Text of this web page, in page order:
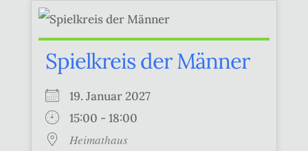
Spielkreis der Männer
19. Januar 2027
15:00 - 18:00
Heimathaus